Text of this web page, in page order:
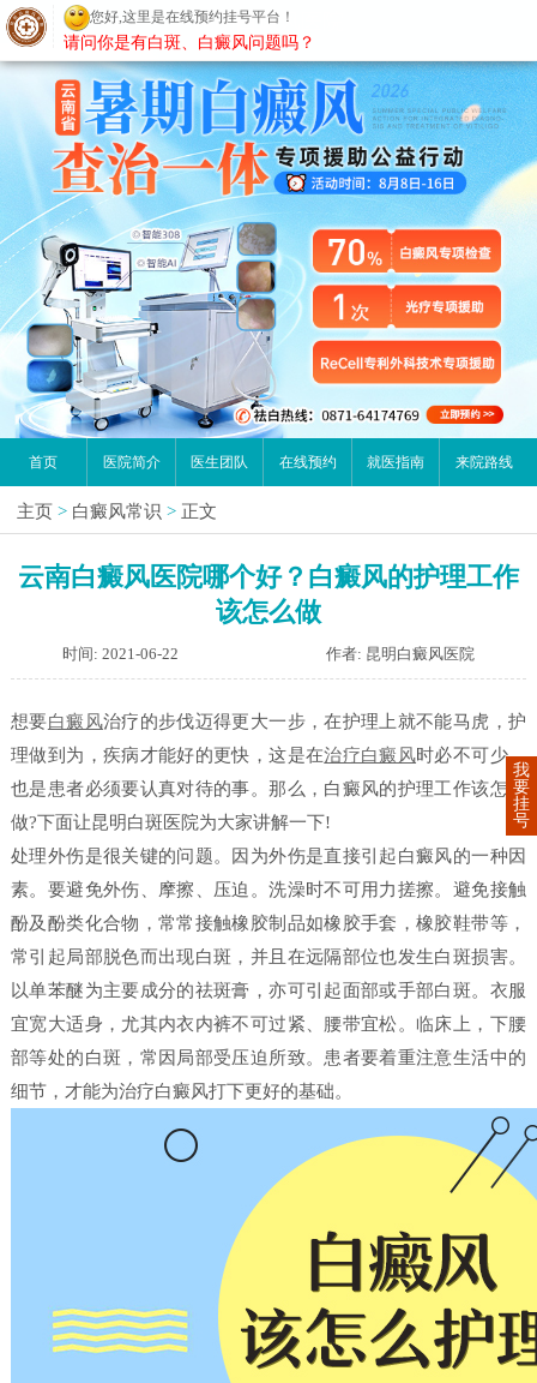
昆明白癜风医院
首页 医院简介 医生团队 在线预约 就医指南 来院路线
主页 > 白癜风常识 > 正文
云南白癜风医院哪个好？白癜风的护理工作
该怎么做
时间: 2021-06-22 作者: 昆明白癜风医院
想要白癜风治疗的步伐迈得更大一步，在护理上就不能马虎，护
理做到为，疾病才能好的更快，这是在治疗白癜风时必不可少，
也是患者必须要认真对待的事。那么，白癜风的护理工作该怎么
做?下面让昆明白斑医院为大家讲解一下!
处理外伤是很关键的问题。因为外伤是直接引起白癜风的一种因
素。要避免外伤、摩擦、压迫。洗澡时不可用力搓擦。避免接触
酚及酚类化合物，常常接触橡胶制品如橡胶手套，橡胶鞋带等，
常引起局部脱色而出现白斑，并且在远隔部位也发生白斑损害。
以单苯醚为主要成分的祛斑膏，亦可引起面部或手部白斑。衣服
宜宽大适身，尤其内衣内裤不可过紧、腰带宜松。临床上，下腰
部等处的白斑，常因局部受压迫所致。患者要着重注意生活中的
细节，才能为治疗白癜风打下更好的基础。
我
要
挂
号
您好,这里是在线预约挂号平台！
请问你是有白斑、白癜风问题吗？